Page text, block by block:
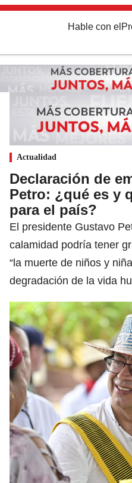
Hable con el
Actualidad
Declaración de
Petro: ¿qué es y
para el país?
El presidente Gustavo
calamidad podría tener
“la muerte de niños y
degradación de la vida